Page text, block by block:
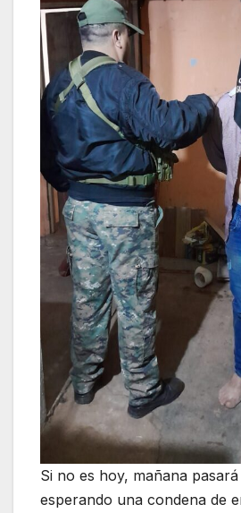
Si no es hoy, mañana
esperando una condena de